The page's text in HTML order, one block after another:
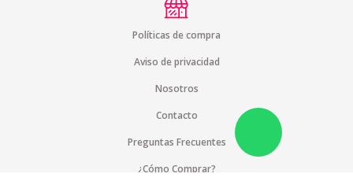
Políticas de compra
Aviso de privacidad
Nosotros
Contacto
Preguntas Frecuentes
¿Cómo Comprar?